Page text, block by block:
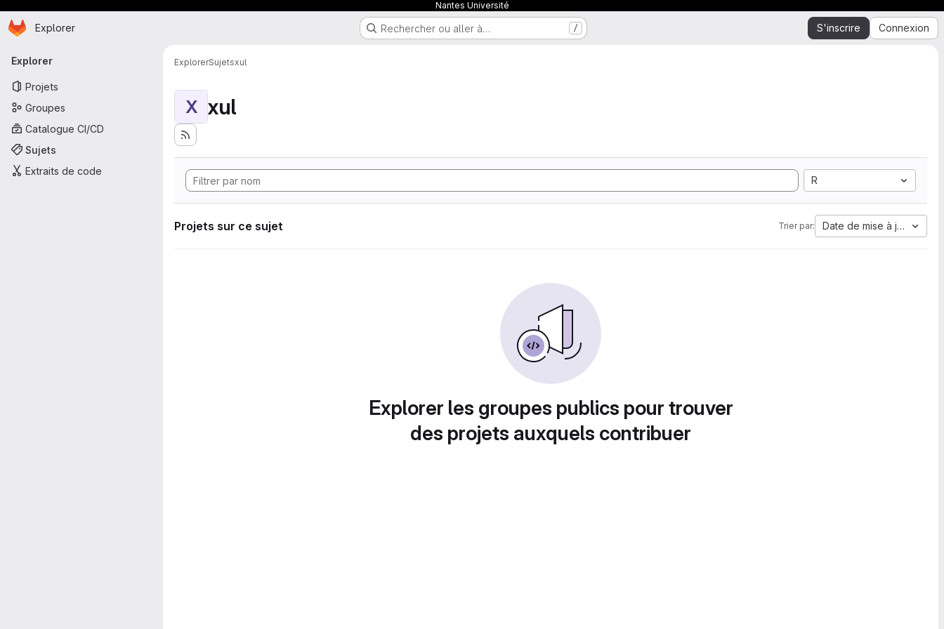
Nantes Université
Passer au contenu principal
Page d'accueil
Explorer Rechercher ou aller à… / S'inscrire Connexion
Navigation principale
Explorer
Projets
Groupes
Catalogue CI/CD
Sujets
Extraits de code
ExplorerSujetsxul
X xul
R
Projets sur ce sujet Trier par: Date de mise à jour
Explorer les groupes publics pour trouver
des projets auxquels contribuer